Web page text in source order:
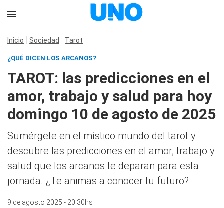
Inicio Sociedad Tarot
¿QUÉ DICEN LOS ARCANOS?
TAROT: las predicciones en el
amor, trabajo y salud para hoy
domingo 10 de agosto de 2025
Sumérgete en el místico mundo del tarot y
descubre las predicciones en el amor, trabajo y
salud que los arcanos te deparan para esta
jornada. ¿Te animas a conocer tu futuro?
9 de agosto 2025 - 20:30hs